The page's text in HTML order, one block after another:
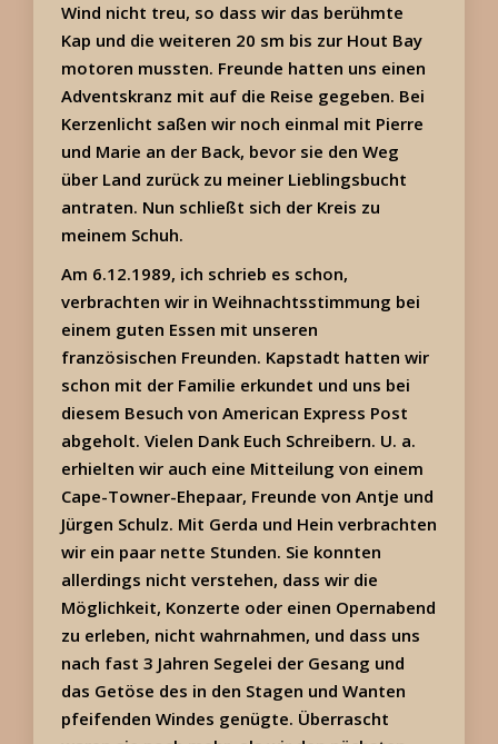
Wind nicht treu, so dass wir das berühmte
Kap und die weiteren 20 sm bis zur Hout Bay
motoren mussten. Freunde hatten uns einen
Adventskranz mit auf die Reise gegeben. Bei
Kerzenlicht saßen wir noch einmal mit Pierre
und Marie an der Back, bevor sie den Weg
über Land zurück zu meiner Lieblingsbucht
antraten. Nun schließt sich der Kreis zu
meinem Schuh.
Am 6.12.1989, ich schrieb es schon,
verbrachten wir in Weihnachtsstimmung bei
einem guten Essen mit unseren
französischen Freunden. Kapstadt hatten wir
schon mit der Familie erkundet und uns bei
diesem Besuch von American Express Post
abgeholt. Vielen Dank Euch Schreibern. U. a.
erhielten wir auch eine Mitteilung von einem
Cape-Towner-Ehepaar, Freunde von Antje und
Jürgen Schulz. Mit Gerda und Hein verbrachten
wir ein paar nette Stunden. Sie konnten
allerdings nicht verstehen, dass wir die
Möglichkeit, Konzerte oder einen Opernabend
zu erleben, nicht wahrnahmen, und dass uns
nach fast 3 Jahren Segelei der Gesang und
das Getöse des in den Stagen und Wanten
pfeifenden Windes genügte. Überrascht